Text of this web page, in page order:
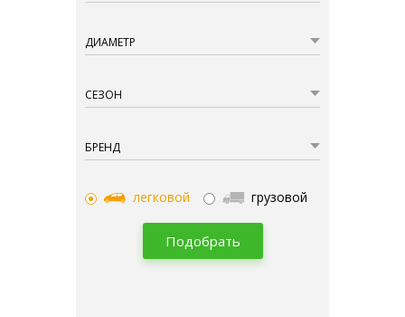
ДИАМЕТР
СЕЗОН
БРЕНД
легковой грузовой
Подобрать